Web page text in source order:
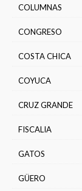
COLUMNAS
CONGRESO
COSTA CHICA
COYUCA
CRUZ GRANDE
FISCALIA
GATOS
GÜERO